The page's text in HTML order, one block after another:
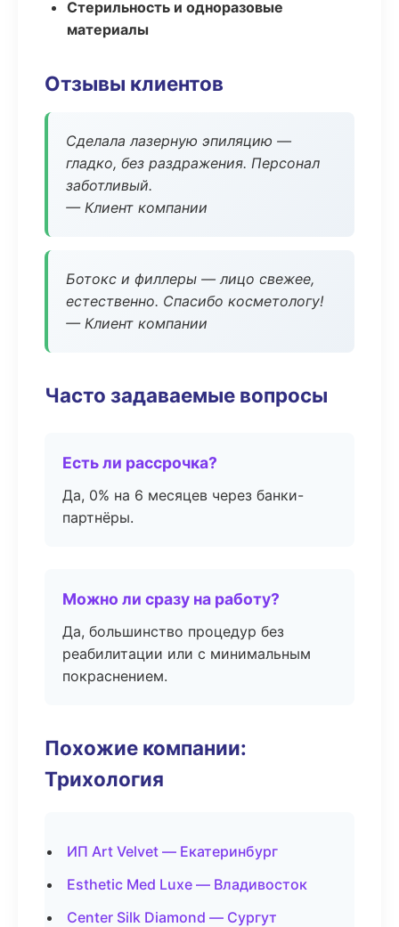
Стерильность и одноразовые
материалы
Отзывы клиентов
Сделала лазерную эпиляцию —
гладко, без раздражения. Персонал
заботливый.
— Клиент компании
Ботокс и филлеры — лицо свежее,
естественно. Спасибо косметологу!
— Клиент компании
Часто задаваемые вопросы
Есть ли рассрочка?
Да, 0% на 6 месяцев через банки-
партнёры.
Можно ли сразу на работу?
Да, большинство процедур без
реабилитации или с минимальным
покраснением.
Похожие компании:
Трихология
ИП Art Velvet — Екатеринбург
Esthetic Med Luxe — Владивосток
Center Silk Diamond — Сургут